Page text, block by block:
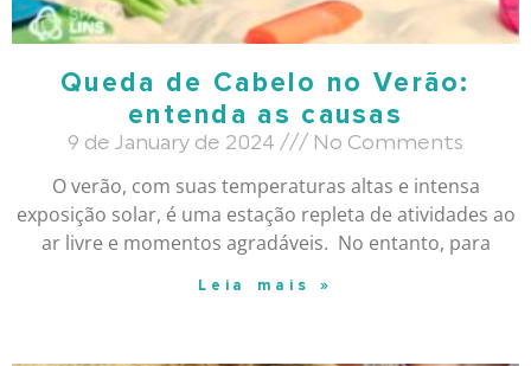
Queda de Cabelo no Verão:
entenda as causas
9 de January de 2024 No Comments
O verão, com suas temperaturas altas e intensa
exposição solar, é uma estação repleta de atividades ao
ar livre e momentos agradáveis. No entanto, para
Leia mais »